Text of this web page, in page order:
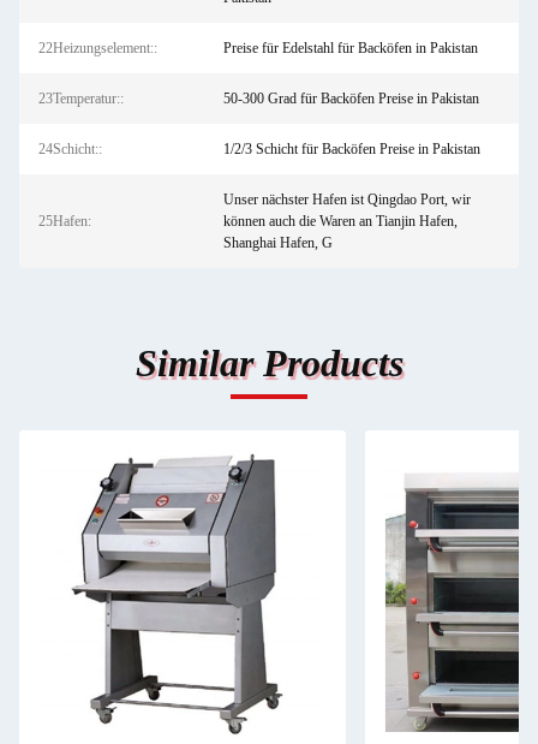
22Heizungselement:: Preise für Edelstahl für Backöfen in Pakistan
23Temperatur:: 50-300 Grad für Backöfen Preise in Pakistan
24Schicht:: 1/2/3 Schicht für Backöfen Preise in Pakistan
25Hafen:
Unser nächster Hafen ist Qingdao Port, wir
können auch die Waren an Tianjin Hafen,
Shanghai Hafen, G
Similar Products